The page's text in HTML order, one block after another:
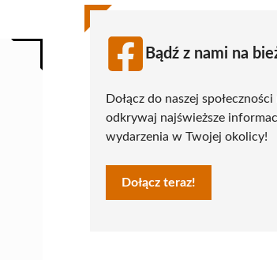
Bądź z nami na
Dołącz do naszej
odkrywaj najświeższe
wydarzenia w Twojej okolicy!
Dołącz teraz!